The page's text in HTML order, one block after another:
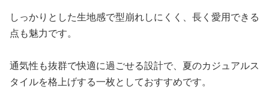
しっかりとした生地感で型崩れしにくく、長く愛用できる
点も魅力です。
通気性も抜群で快適に過ごせる設計で、夏のカジュアルス
タイルを格上げする一枚としておすすめです。